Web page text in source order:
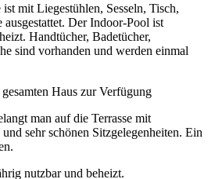
mit Liegestühlen, Sesseln, Tisch,
ausgestattet. Der Indoor-Pool ist
Handtücher, Badetücher,
sind vorhanden und werden einmal
Haus zur Verfügung
man auf die Terrasse mit
sehr schönen Sitzgelegenheiten. Ein
nutzbar und beheizt.